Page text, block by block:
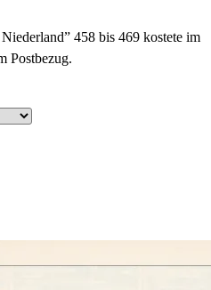
458 bis 469 kostete im
Postbezug.